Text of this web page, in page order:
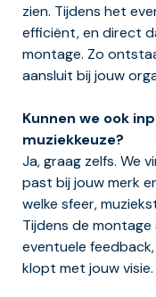
zien. Tijdens het
efficiënt, en direct
montage. Zo
aansluit bij jouw
Kunnen we ook
muziekkeuze?
Ja, graag zelfs. We
past bij jouw merk
welke sfeer,
Tijdens de
eventuele
klopt met jouw visie.